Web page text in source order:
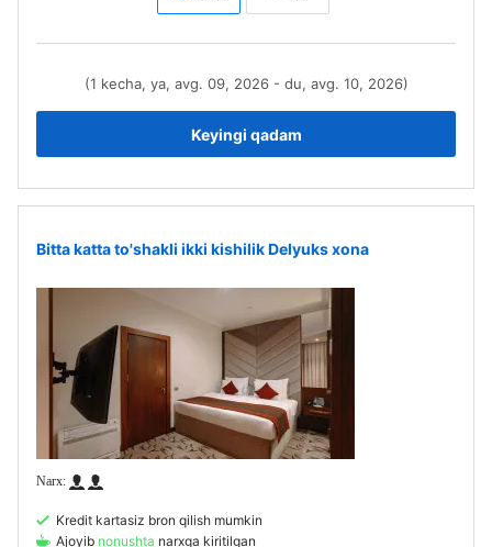
(1 kecha, ya, avg. 09, 2026 - du, avg. 10, 2026)
Keyingi qadam
Bitta katta to'shakli ikki kishilik Delyuks xona
Kredit kartasiz bron qilish mumkin
Ajoyib nonushta narxga kiritilgan